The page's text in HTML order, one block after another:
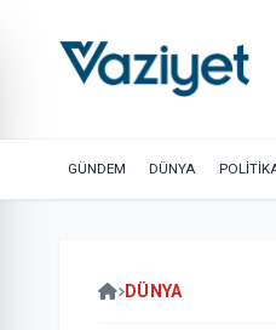
GÜNDEM DÜNYA
DÜNYA